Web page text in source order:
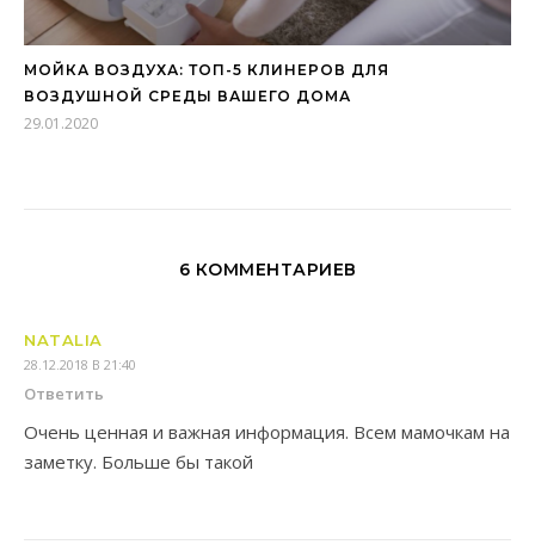
МОЙКА ВОЗДУХА: ТОП-5 КЛИНЕРОВ ДЛЯ
ВОЗДУШНОЙ СРЕДЫ ВАШЕГО ДОМА
29.01.2020
6 КОММЕНТАРИЕВ
NATALIA
28.12.2018 В 21:40
Ответить
Очень ценная и важная информация. Всем мамочкам на
заметку. Больше бы такой